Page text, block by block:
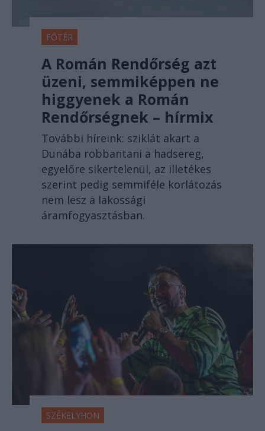
FŐTÉR
A Román Rendőrség azt
üzeni, semmiképpen ne
higgyenek a Román
Rendőrségnek – hírmix
További híreink: sziklát akart a
Dunába robbantani a hadsereg,
egyelőre sikertelenül, az illetékes
szerint pedig semmiféle korlátozás
nem lesz a lakossági
áramfogyasztásban.
SZÉKELYHON